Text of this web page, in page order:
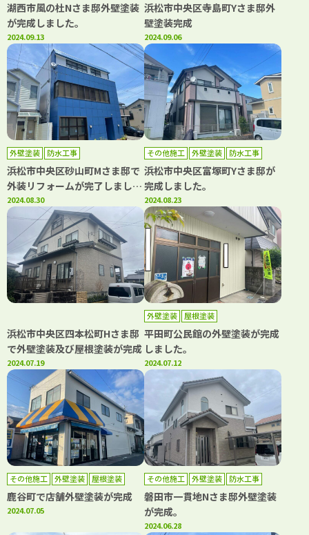
湖西市風の杜Nさま邸外壁塗装
が完成しました。
2024.09.13
浜松市中央区寺島町Yさま邸外
壁塗装完成
2024.09.06
外壁塗装 防水工事
浜松市中央区砂山町Mさま邸で
外装リフォームが完了しまし
た。
2024.08.30
その他施工 外壁塗装 防水工事
浜松市中央区富塚町Yさま邸が
完成しました。
2024.08.23
浜松市中央区四本松町Hさま邸
で外壁塗装及び屋根塗装が完成
2024.07.19
外壁塗装 屋根塗装
平田町公民館の外壁塗装が完成
しました。
2024.07.12
その他施工 外壁塗装 屋根塗装
鹿谷町で店舗外壁塗装が完成
2024.07.05
その他施工 外壁塗装 防水工事
磐田市一貫地Nさま邸外壁塗装
が完成。
2024.06.28